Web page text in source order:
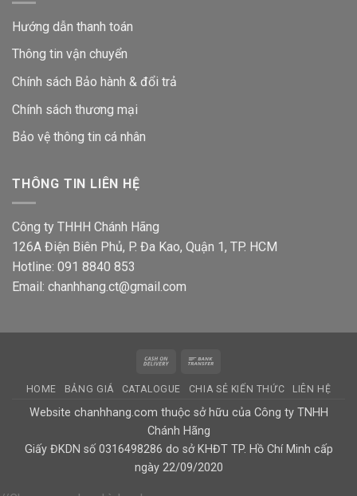
Hướng dẫn thanh toán
Thông tin vận chuyển
Chính sách Bảo hành & đổi trả
Chính sách thương mại
Bảo vệ thông tin cá nhân
THÔNG TIN LIÊN HỆ
Công ty THHH Chánh Hãng
126A Điện Biên Phủ, P. Đa Kao, Quận 1, TP. HCM
Hotline: 091 8840 853
Email: chanhhang.ct@gmail.com
Cash
Delivery
HOME BẢNG GIÁ CATALOGUE CHIA SẺ KIẾN THỨC LIÊN HỆ
Website chanhhang.com thuộc sở hữu của Công ty TNHH
Chánh Hãng
Giấy ĐKDN số 0316498286 do sở KHĐT TP. Hồ Chí Minh cấp
ngày 22/09/2020